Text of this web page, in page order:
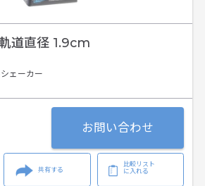
直径 1.9cm
ェーカー
お問い合わせ
共有する
比較リスト
に入れる